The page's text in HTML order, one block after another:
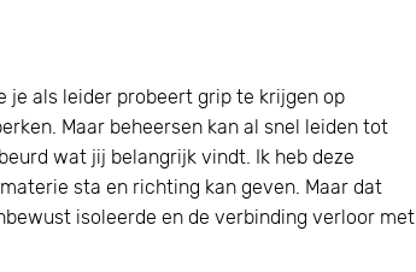
je als leider probeert grip te krijgen op
Maar beheersen kan al snel leiden tot
wat jij belangrijk vindt. Ik heb deze
sta en richting kan geven. Maar dat
isoleerde en de verbinding verloor met